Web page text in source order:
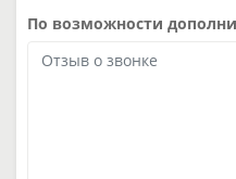
По возможности